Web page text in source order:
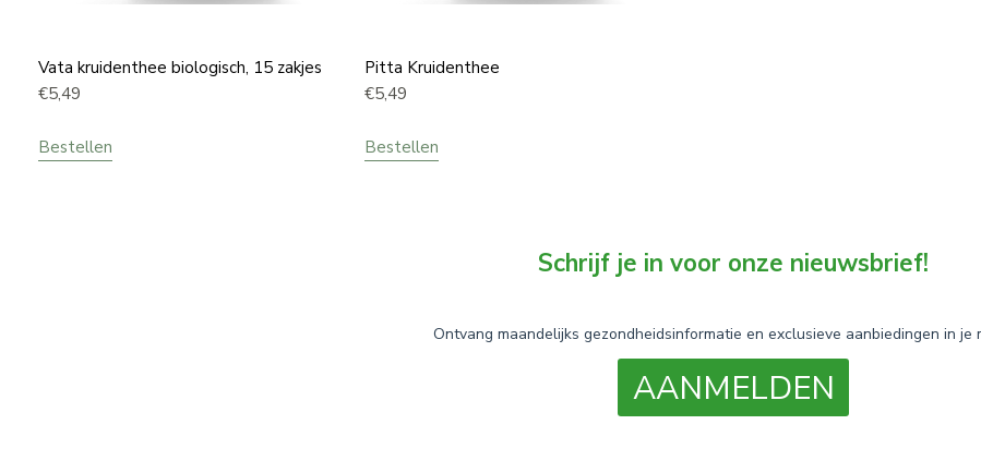
Vata kruidenthee biologisch, 15 zakjes
€5,49
Bestellen
Pitta Kruidenthee
€5,49
Bestellen
Schrijf je in voor onze nieuwsbrief!
Ontvang maandelijks gezondheidsinformatie en exclusieve aanbiedingen in je
AANMELDEN